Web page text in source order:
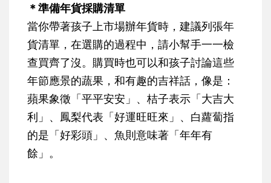
＊準備年貨採購清單
當你帶著孩子上市場辦年貨時，建議列張年
貨清單，在選購的過程中，請小幫手一一檢
查買齊了沒。購買時也可以和孩子討論這些
年節應景的蔬果，和有趣的吉祥話，像是：
蘋果象徵「平平安安」、桔子表示「大吉大
利」、鳳梨代表「好運旺旺來」、白蘿蔔指
的是「好彩頭」、魚則意味著「年年有
餘」。